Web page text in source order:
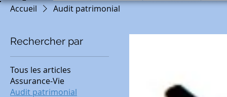
Accueil Audit patrimonial
Rechercher par
Tous les articles
Assurance-Vie
Audit patrimonial